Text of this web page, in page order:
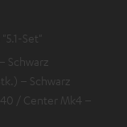
Set"
Schwarz
– Schwarz
/ Center Mk4 –